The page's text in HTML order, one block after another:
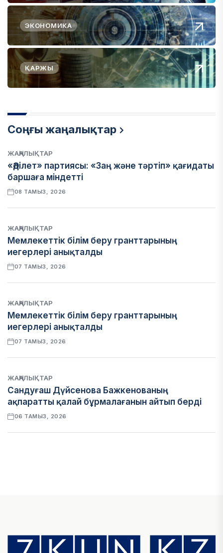
ЭКОНОМИКА
ҚАРЖЫ
Соңғы жаңалықтар
ЖАҢАЛЫҚТАР
«Әділет» партиясы: «Заң және тәртіп» қағидаты
баршаға міндетті
08 ТАМЫЗ, 2026
ЖАҢАЛЫҚТАР
Мемлекеттік білім беру гранттарының
иегерлері анықталды
07 ТАМЫЗ, 2026
ЖАҢАЛЫҚТАР
Мемлекеттік білім беру гранттарының
иегерлері анықталды
07 ТАМЫЗ, 2026
ЖАҢАЛЫҚТАР
Сандуғаш Дүйсенова Бажкенованың
ақпаратты қалай бұрмалағанын айтып берді
06 ТАМЫЗ, 2026
Алматы қалалық МКД мүлікті сатудан